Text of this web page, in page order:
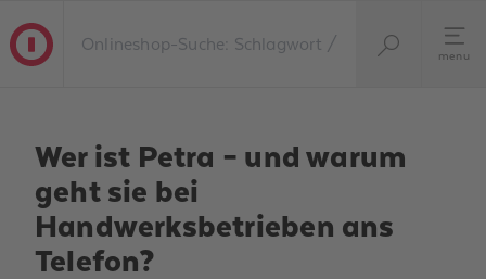
menu
Wer ist Petra – und warum
geht sie bei
Handwerksbetrieben ans
Telefon?